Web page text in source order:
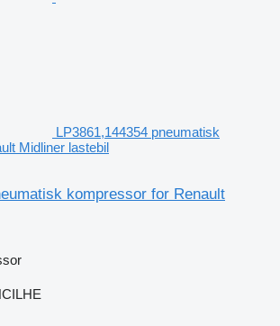
LP3861,144354 pneumatisk
Midliner lastebil
kompressor for Renault